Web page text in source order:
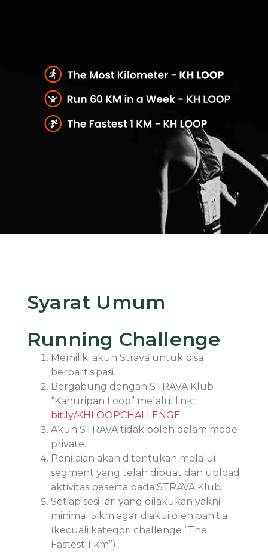
Syarat Umum
Running Challenge
Memiliki akun Strava untuk bisa
berpartisipasi.
Bergabung dengan STRAVA Klub
“Kahuripan Loop” melalui link:
bit.ly/KHLOOPCHALLENGE
Akun STRAVA tidak boleh dalam mode
private.
Penilaian akan ditentukan melalui
segment yang telah dibuat dan upload
aktivitas peserta pada STRAVA Klub.
Setiap sesi lari yang dilakukan yakni
minimal 5 km agar diakui oleh panitia
(kecuali kategori challenge “The
Fastest 1 km”).